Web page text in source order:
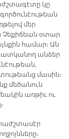
կը
մեր
Չեքիճեան օտար
համար։ Ան
անձեր
մասին։
մեծանուն
առթիւ ու